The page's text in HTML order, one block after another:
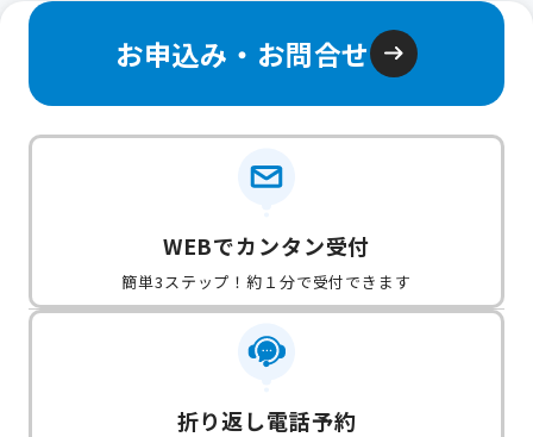
お申込み・お問合せ
WEBでカンタン受付
簡単3ステップ！約１分で受付できます
折り返し電話予約